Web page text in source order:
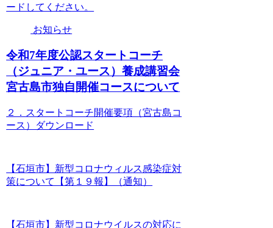
ードしてください。
お知らせ
令和7年度公認スタートコーチ
（ジュニア・ユース）養成講習会
宮古島市独自開催コースについて
２．スタートコーチ開催要項（宮古島コ
ース）ダウンロード
【石垣市】新型コロナウィルス感染症対
策について【第１９報】（通知）
【石垣市】新型コロナウイルスの対応に